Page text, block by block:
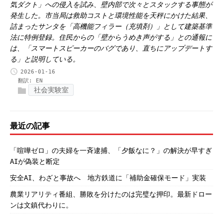
気ダクト」への侵入を試み、壁内部で次々とスタックする事態が
発生した。市当局は救助コストと環境性能を天秤にかけた結果、
詰まったサンタを「高機能フィラー（充填剤）」として建築基準
法に特例登録。住民からの「壁からうめき声がする」との通報に
は、「スマートスピーカーのバグであり、直ちにアップデートす
る」と説明している。
2026-01-16
翻訳: EN
社会実験室
最近の記事
「喧嘩ゼロ」の夫婦を一斉逮捕、「夕飯なに？」の解決が早すぎ
AIが偽装と断定
安全AI、わざと事故へ 地方鉄道に「補助金確保モード」実装
農業リアリティ番組、勝敗を分けたのは完璧な押印。最新ドロー
ンは文鎮代わりに。